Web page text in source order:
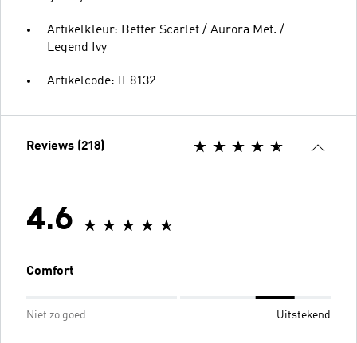
Artikelkleur: Better Scarlet / Aurora Met. /
Legend Ivy
Artikelcode: IE8132
Reviews (218)
4.6
Comfort
Niet zo goed Uitstekend